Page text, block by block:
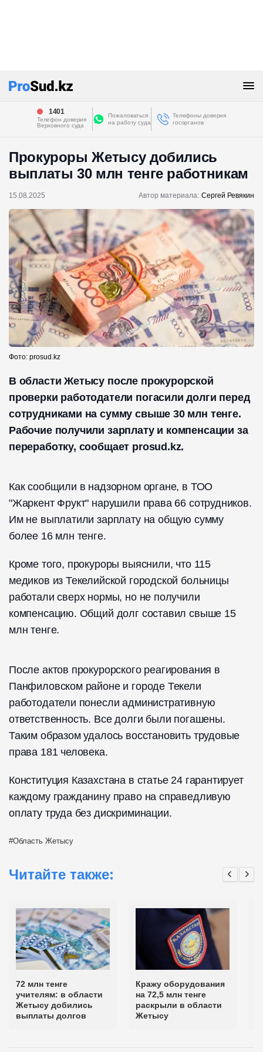
1401
Телефон доверия
Верховного суда
Пожаловаться
на работу суда
Телефоны доверия
госорганов
Прокуроры Жетысу добились
выплаты 30 млн тенге работникам
15.08.2025 Автор материала: Сергей Ревякин
Фото: prosud.kz
В области Жетысу после прокурорской
проверки работодатели погасили долги перед
сотрудниками на сумму свыше 30 млн тенге.
Рабочие получили зарплату и компенсации за
переработку, сообщает prosud.kz.
Как сообщили в надзорном органе, в ТОО
"Жаркент Фрукт" нарушили права 66 сотрудников.
Им не выплатили зарплату на общую сумму
более 16 млн тенге.
Кроме того, прокуроры выяснили, что 115
медиков из Текелийской городской больницы
работали сверх нормы, но не получили
компенсацию. Общий долг составил свыше 15
млн тенге.
После актов прокурорского реагирования в
Панфиловском районе и городе Текели
работодатели понесли административную
ответственность. Все долги были погашены.
Таким образом удалось восстановить трудовые
права 181 человека.
Конституция Казахстана в статье 24 гарантирует
каждому гражданину право на справедливую
оплату труда без дискриминации.
Область Жетысу
Читайте также:
72 млн тенге
учителям: в области
Жетысу добились
выплаты долгов
Кражу оборудования
на 72,5 млн тенге
раскрыли в области
Жетысу